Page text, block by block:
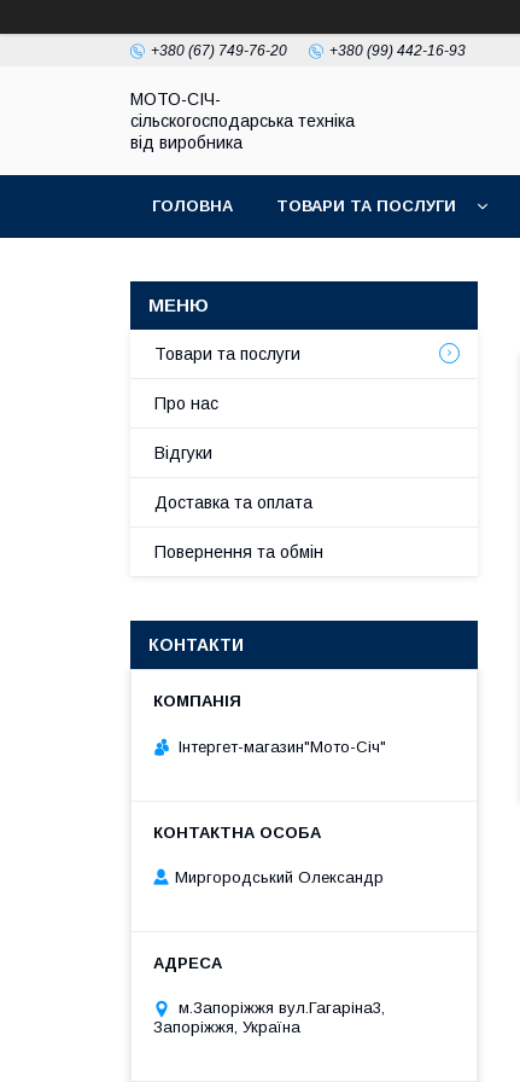
+380 (67) 749-76-20 +380 (99) 442-16-93
МОТО-СІЧ-
сільскогосподарська техніка
від виробника
ГОЛОВНА ТОВАРИ ТА ПОСЛУГИ
Товари та послуги
Про нас
Відгуки
Доставка та оплата
Повернення та обмін
КОНТАКТИ
Інтергет-магазин"Мото-Січ"
Миргородський Олександр
м.Запоріжжя вул.Гагаріна3,
Запоріжжя, Україна